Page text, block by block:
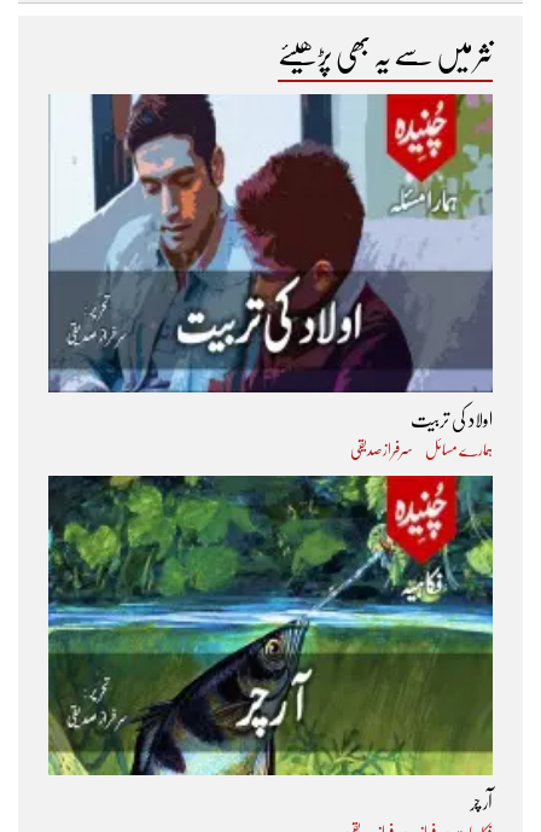
نثر میں سے یہ بھی پڑھیئے
اولاد کی تربیت
ہمارے مسائل سرفراز صدیقی
آر چر